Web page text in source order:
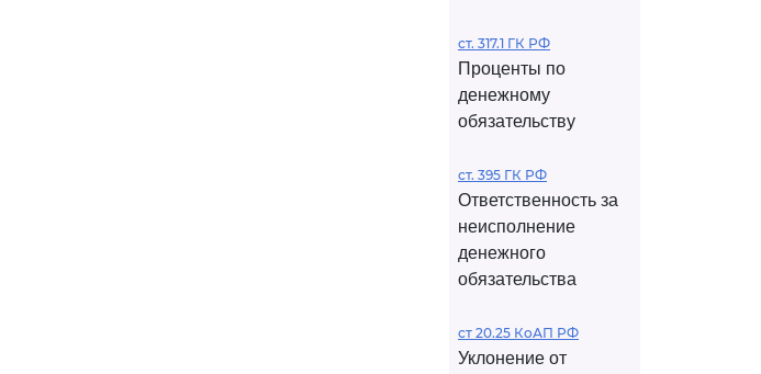
ст. 317.1 ГК РФ
Проценты по
денежному
обязательству
ст. 395 ГК РФ
Ответственность за
неисполнение
денежного
обязательства
ст 20.25 КоАП РФ
Уклонение от